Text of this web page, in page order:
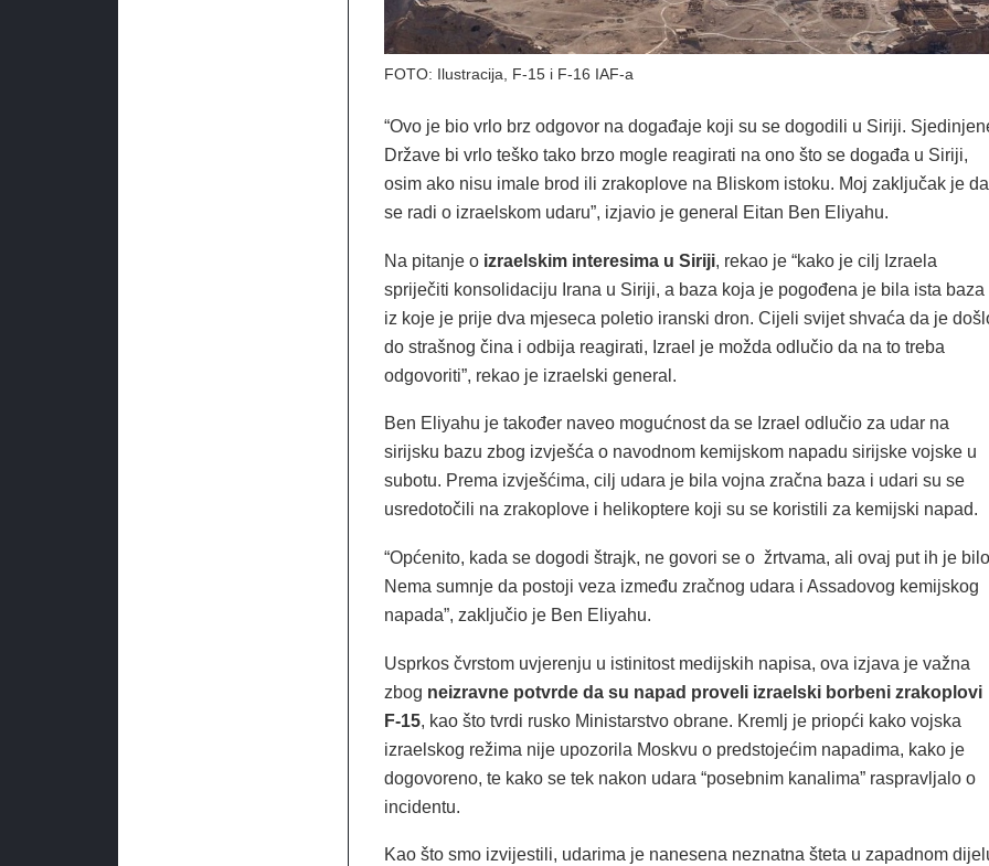
FOTO: Ilustracija, F-15 i F-16 IAF-a
“Ovo je bio vrlo brz odgovor na događaje koji su se dogodili u Siriji.
Države bi vrlo teško tako brzo mogle reagirati na ono što se događa u Siriji,
osim ako nisu imale brod ili zrakoplove na Bliskom istoku. Moj zaključak je da
se radi o izraelskom udaru”, izjavio je general Eitan Ben Eliyahu.
Na pitanje oizraelskim interesima u Siriji, rekao je “kako je cilj Izraela
spriječiti konsolidaciju Irana u Siriji, a baza koja je pogođena je bila ista baza
iz koje je prije dva mjeseca poletio iranski dron. Cijeli svijet shvaća da je
do strašnog čina i odbija reagirati, Izrael je možda odlučio da na to treba
odgovoriti”, rekao je izraelski general.
Ben Eliyahu je također naveo mogućnost da se Izrael odlučio za udar na
sirijsku bazu zbog izvješća o navodnom kemijskom napadu sirijske vojske u
subotu. Prema izvješćima, cilj udara je bila vojna zračna baza i udari su se
usredotočili na zrakoplove i helikoptere koji su se koristili za kemijski napad.
“Općenito, kada se dogodi štrajk, ne govori se o žrtvama, ali ovaj put ih je
Nema sumnje da postoji veza između zračnog udara i Assadovog kemijskog
napada”, zaključio je Ben Eliyahu.
Usprkos čvrstom uvjerenju u istinitost medijskih napisa, ova izjava je važna
zbog neizravne potvrde da su napad proveli izraelski borbeni zrakoplovi
F-15, kao što tvrdi rusko Ministarstvo obrane. Kremlj je priopći kako vojska
izraelskog režima nije upozorila Moskvu o predstojećim napadima, kako je
dogovoreno, te kako se tek nakon udara “posebnim kanalima” raspravljalo o
incidentu.
Kao što smo izvijestili, udarima je nanesena neznatna šteta u zapadnom